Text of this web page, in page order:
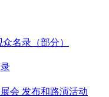
众名录（部分）
会 发布和路演活动